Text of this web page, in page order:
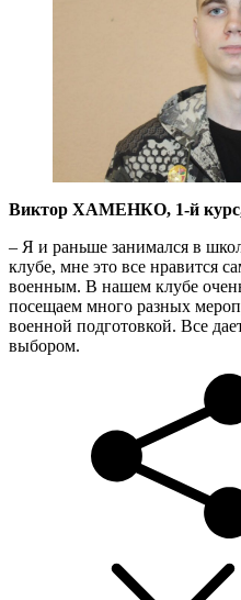
Виктор ХАМЕНКО, 1-й курс,
– Я и раньше занимался в
клубе, мне это все нравится
военным. В нашем клубе
посещаем много разных
военной подготовкой. Все
выбором.